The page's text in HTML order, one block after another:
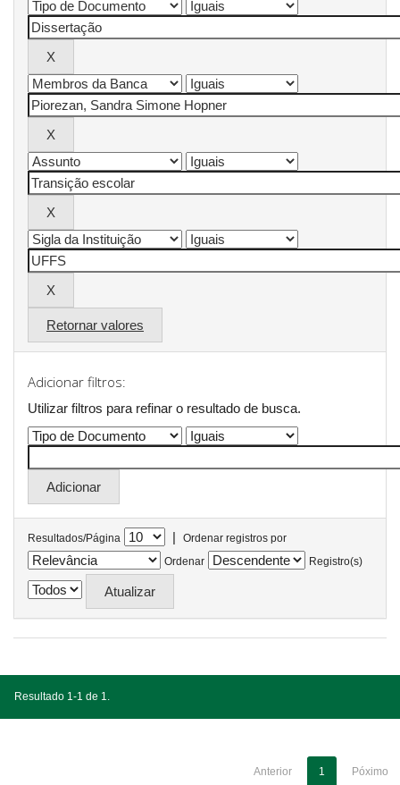
Retornar valores
Adicionar filtros:
Utilizar filtros para refinar o resultado de busca.
Resultados/Página |
Ordenar registros por
Ordenar
Registro(s)
Resultado 1-1 de 1.
Anterior 1 Póximo